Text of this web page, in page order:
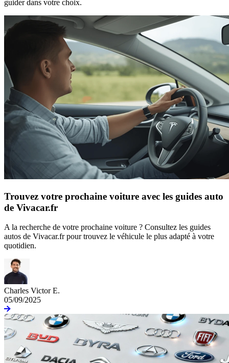
guider dans votre choix.
Trouvez votre prochaine voiture avec les guides auto
de Vivacar.fr
A la recherche de votre prochaine voiture ? Consultez les guides
autos de Vivacar.fr pour trouvez le véhicule le plus adapté à votre
quotidien.
Charles Victor E.
05/09/2025